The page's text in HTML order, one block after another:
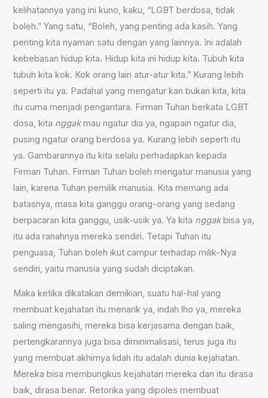
kelihatannya yang ini kuno, kaku, “LGBT berdosa, tidak
boleh.” Yang satu, “Boleh, yang penting ada kasih. Yang
penting kita nyaman satu dengan yang lainnya. Ini adalah
kebebasan hidup kita. Hidup kita ini hidup kita. Tubuh kita
tubuh kita kok. Kok orang lain atur-atur kita.” Kurang lebih
seperti itu ya. Padahal yang mengatur kan bukan kita, kita
itu cuma menjadi pengantara. Firman Tuhan berkata LGBT
dosa, kita nggakmau ngatur dia ya, ngapain ngatur dia,
pusing ngatur orang berdosa ya. Kurang lebih seperti itu
ya. Gambarannya itu kita selalu perhadapkan kepada
Firman Tuhan. Firman Tuhan boleh mengatur manusia yang
lain, karena Tuhan pemilik manusia. Kita memang ada
batasnya, masa kita ganggu orang-orang yang sedang
berpacaran kita ganggu, usik-usik ya. Ya kita nggakbisa ya,
itu ada ranahnya mereka sendiri. Tetapi Tuhan itu
penguasa, Tuhan boleh ikut campur terhadap milik-Nya
sendiri, yaitu manusia yang sudah diciptakan.
Maka ketika dikatakan demikian, suatu hal-hal yang
membuat kejahatan itu menarik ya, indah lho ya, mereka
saling mengasihi, mereka bisa kerjasama dengan baik,
pertengkarannya juga bisa diminimalisasi, terus juga itu
yang membuat akhirnya lidah itu adalah dunia kejahatan.
Mereka bisa membungkus kejahatan mereka dan itu dirasa
baik, dirasa benar. Retorika yang dipoles membuat